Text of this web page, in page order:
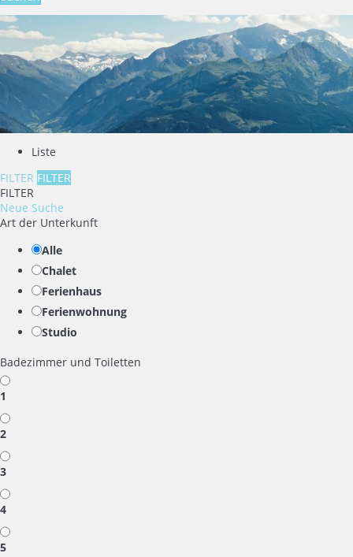
Liste
FILTER FILTER
FILTER
Neue Suche
Art der Unterkunft
Alle
Chalet
Ferienhaus
Ferienwohnung
Studio
Badezimmer und Toiletten
1
2
3
4
5